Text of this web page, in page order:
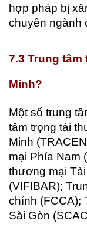
hợp pháp bị
chuyên ngành
7.3 Trung
Minh?
Một số trung
tâm trọng tài
Minh
mại Phía Nam
thương mại
(VIFIBAR);
chính (FCCA);
Sài Gòn